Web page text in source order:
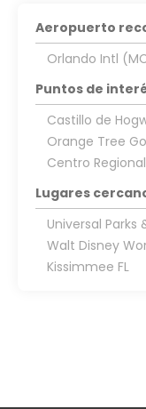
Aeropuerto
Orlando Intl
Puntos de
Castillo de
Orange Tree
Centro
Lugares
Universal Parks
Walt Disney
Kissimmee FL